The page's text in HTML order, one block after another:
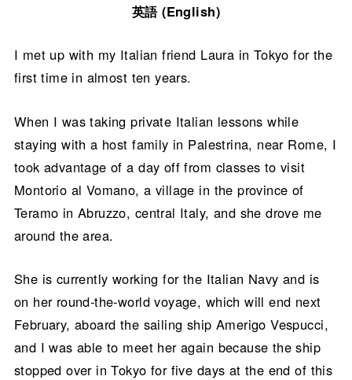
英語 (English)
I met up with my Italian friend Laura in Tokyo for the
first time in almost ten years.
When I was taking private Italian lessons while
staying with a host family in Palestrina, near Rome, I
took advantage of a day off from classes to visit
Montorio al Vomano, a village in the province of
Teramo in Abruzzo, central Italy, and she drove me
around the area.
She is currently working for the Italian Navy and is
on her round-the-world voyage, which will end next
February, aboard the sailing ship Amerigo Vespucci,
and I was able to meet her again because the ship
stopped over in Tokyo for five days at the end of this